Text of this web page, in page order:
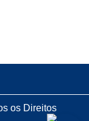
os Direitos